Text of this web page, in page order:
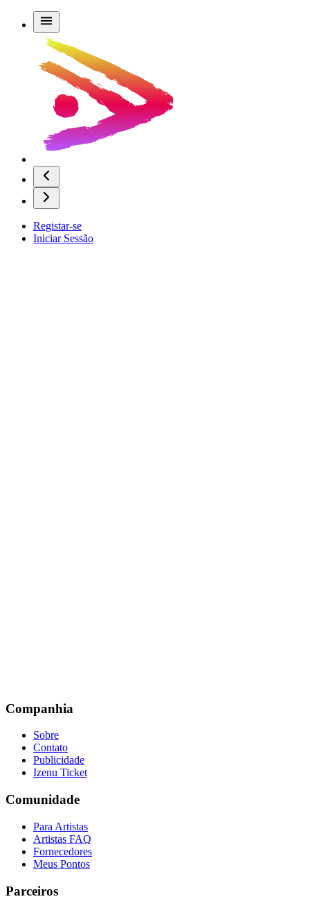
Registar-se
Iniciar Sessão
Companhia
Sobre
Contato
Publicidade
Izenu Ticket
Comunidade
Para Artistas
Artistas FAQ
Fornecedores
Meus Pontos
Parceiros